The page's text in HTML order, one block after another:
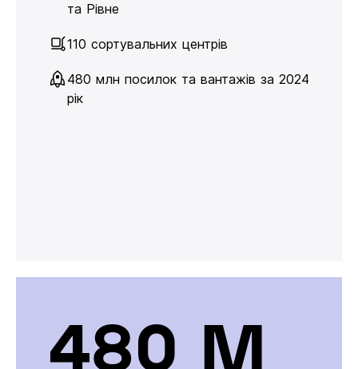
та Рівне
110 сортувальних центрів
480 млн посилок та вантажів за 2024
рік
480 М